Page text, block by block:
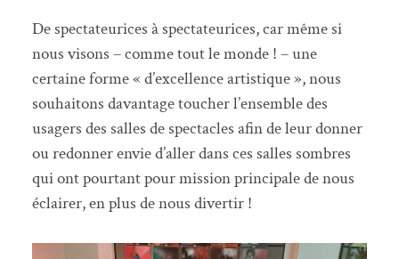
De spectateurices à spectateurices, car même si
nous visons – comme tout le monde ! – une
certaine forme « d’excellence artistique », nous
souhaitons davantage toucher l’ensemble des
usagers des salles de spectacles afin de leur donner
ou redonner envie d’aller dans ces salles sombres
qui ont pourtant pour mission principale de nous
éclairer, en plus de nous divertir !